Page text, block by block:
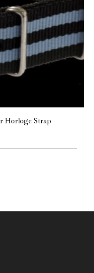
Horloge Strap